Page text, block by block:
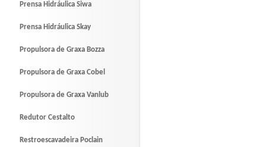
Prensa Hidráulica Siwa
Prensa Hidráulica Skay
Propulsora de Graxa Bozza
Propulsora de Graxa Cobel
Propulsora de Graxa Vanlub
Redutor Cestalto
Restroescavadeira Poclain